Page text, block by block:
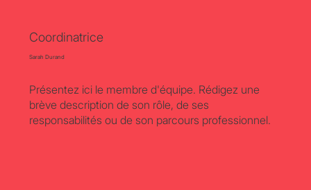
Coordinatrice
Sarah Durand
Présentez ici le membre d'équipe. Rédigez une
brève description de son rôle, de ses
responsabilités ou de son parcours professionnel.